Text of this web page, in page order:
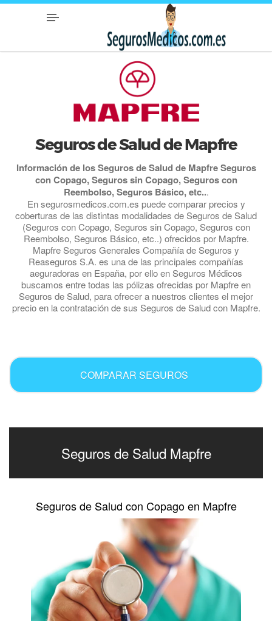
Seguros de Salud de Mapfre
Información de los Seguros de Salud de Mapfre Seguros
con Copago, Seguros sin Copago, Seguros con
Reembolso, Seguros Básico, etc...
En segurosmedicos.com.es puede comparar precios y
coberturas de las distintas modalidades de Seguros de Salud
(Seguros con Copago, Seguros sin Copago, Seguros con
Reembolso, Seguros Básico, etc..) ofrecidos por Mapfre.
Mapfre Seguros Generales Compañía de Seguros y
Reaseguros S.A. es una de las principales compañías
aeguradoras en España, por ello en Seguros Médicos
buscamos entre todas las pólizas ofrecidas por Mapfre en
Seguros de Salud, para ofrecer a nuestros clientes el mejor
precio en la contratación de sus Seguros de Salud con Mapfre.
COMPARAR SEGUROS
Seguros de Salud Mapfre
Seguros de Salud con Copago en Mapfre